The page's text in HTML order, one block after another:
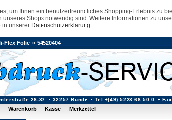
um Ihnen ein benutzerfreundliches Shopping-Erlebnis zu
unseres Shops notwendig sind. Weitere Informationen zu
in unserer Datenschutzerklärung.
28-32 32257 Bünde Tel:+(49) 5223 68 50 0
Flex Folie » 54520404
Warenkorb Kasse Merkzettel